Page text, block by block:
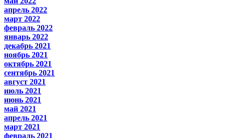
апрель 2022
март 2022
февраль 2022
январь 2022
декабрь 2021
ноябрь 2021
октябрь 2021
сентябрь 2021
август 2021
июль 2021
июнь 2021
май 2021
апрель 2021
март 2021
февраль 2021